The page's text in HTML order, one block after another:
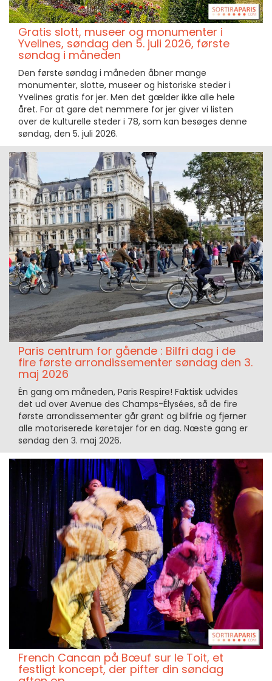
Gratis slott, museer og monumenter i
Yvelines, søndag den 5. juli 2026, første
søndag i måneden
Den første søndag i måneden åbner mange
monumenter, slotte, museer og historiske steder i
Yvelines gratis for jer. Men det gælder ikke alle hele
året. For at gøre det nemmere for jer giver vi listen
over de kulturelle steder i 78, som kan besøges denne
søndag, den 5. juli 2026.
Paris centrum for gående : Bilfri dag i de
fire første arrondissementer søndag den 3.
maj 2026
Én gang om måneden, Paris Respire! Faktisk udvides
det ud over Avenue des Champs-Élysées, så de fire
første arrondissementer går grønt og bilfrie og fjerner
alle motoriserede køretøjer for en dag. Næste gang er
søndag den 3. maj 2026.
French Cancan på Bœuf sur le Toit, et
festligt koncept, der pifter din søndag